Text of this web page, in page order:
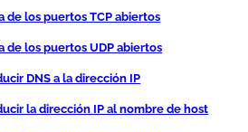
de los puertos TCP abiertos
de los puertos UDP abiertos
DNS a la dirección IP
la dirección IP al nombre de host